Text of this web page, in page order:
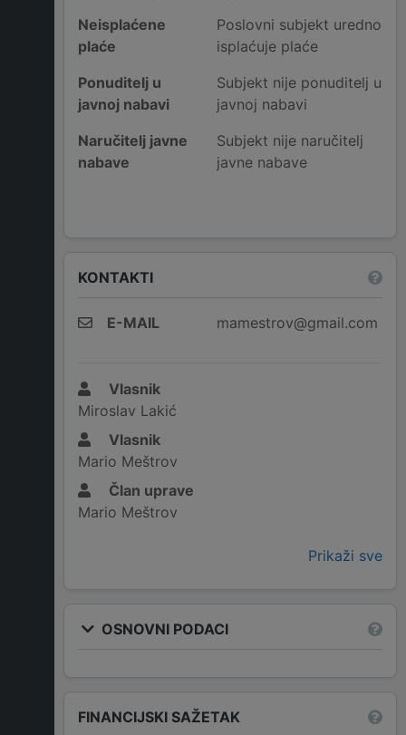
Neisplaćene
plaće
Poslovni subjekt uredno
isplaćuje plaće
Ponuditelj u
javnoj nabavi
Subjekt nije ponuditelj u
javnoj nabavi
Naručitelj javne
nabave
Subjekt nije naručitelj
javne nabave
KONTAKTI
E-MAIL mamestrov@gmail.com
Vlasnik
Miroslav Lakić
Vlasnik
Mario Meštrov
Član uprave
Mario Meštrov
Prikaži sve
OSNOVNI PODACI
FINANCIJSKI SAŽETAK